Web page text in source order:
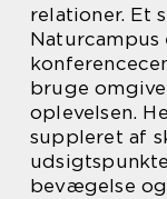
relationer. Et
Naturcampus
bruge
oplevelsen.
suppleret af
bevægelse